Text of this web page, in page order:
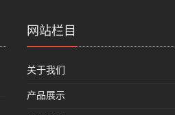
网站栏目
关于我们
产品展示